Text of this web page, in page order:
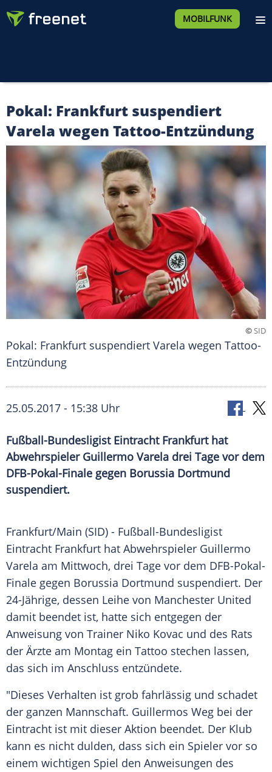
MOBILFUNK
Pokal: Frankfurt suspendiert
Varela wegen Tattoo-Entzündung
©SID
Pokal: Frankfurt suspendiert Varela wegen Tattoo-
Entzündung
25.05.2017 - 15:38 Uhr
Fußball-Bundesligist Eintracht Frankfurt hat
Abwehrspieler Guillermo Varela drei Tage vor dem
DFB-Pokal-Finale gegen Borussia Dortmund
suspendiert.
Frankfurt/Main (SID) - Fußball-Bundesligist
Eintracht Frankfurt hat Abwehrspieler Guillermo
Varela am Mittwoch, drei Tage vor dem DFB-Pokal-
Finale gegen Borussia Dortmund suspendiert. Der
24-Jährige, dessen Leihe von Manchester United
damit beendet ist, hatte sich entgegen der
Anweisung von Trainer Niko Kovac und des Rats
der Ärzte am Montag ein Tattoo stechen lassen,
das sich im Anschluss entzündete.
"Dieses Verhalten ist grob fahrlässig und schadet
der ganzen Mannschaft. Guillermos Weg bei der
Eintracht ist mit dieser Aktion beendet. Der Klub
kann es nicht dulden, dass sich ein Spieler vor so
einem wichtigen Spiel den Anweisungen des